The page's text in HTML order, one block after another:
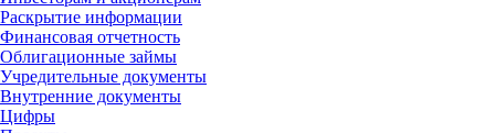
Раскрытие информации
Финансовая отчетность
Облигационные займы
Учредительные документы
Внутренние документы
Цифры